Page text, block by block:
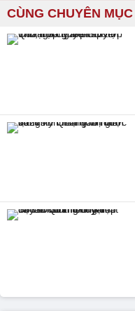
CÙNG CHUYÊN MỤC